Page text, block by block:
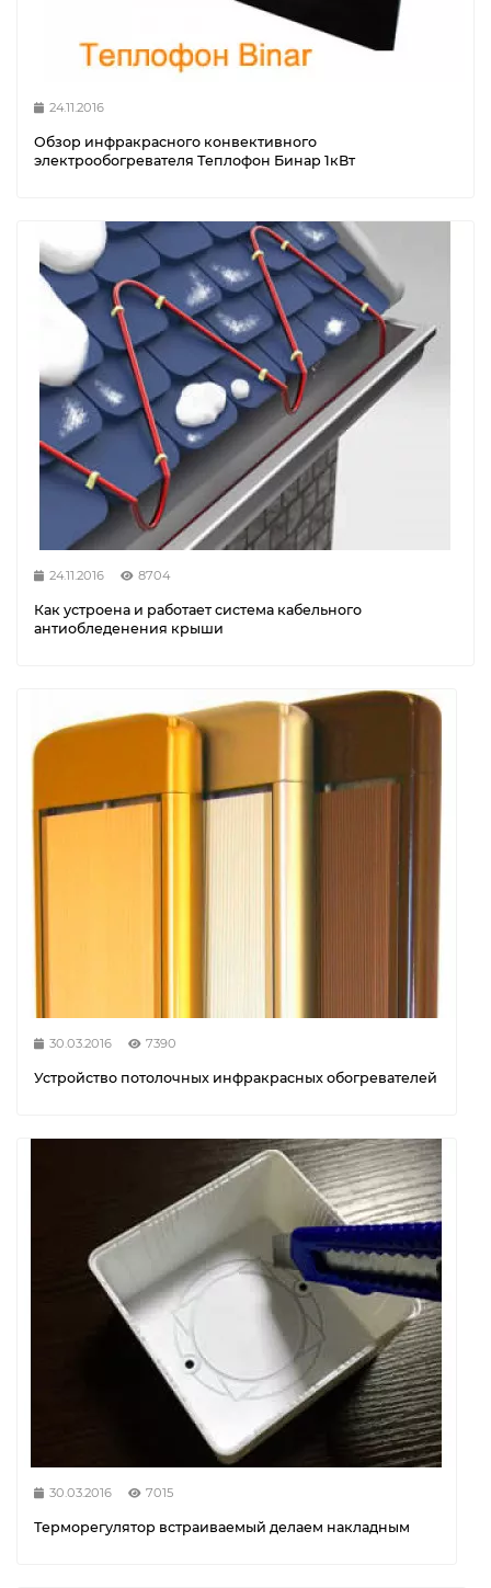
24.11.2016
Обзор инфракрасного конвективного
электрообогревателя Теплофон Бинар 1кВт
24.11.2016 8704
Как устроена и работает система кабельного
антиобледенения крыши
30.03.2016 7390
Устройство потолочных инфракрасных обогревателей
30.03.2016 7015
Терморегулятор встраиваемый делаем накладным